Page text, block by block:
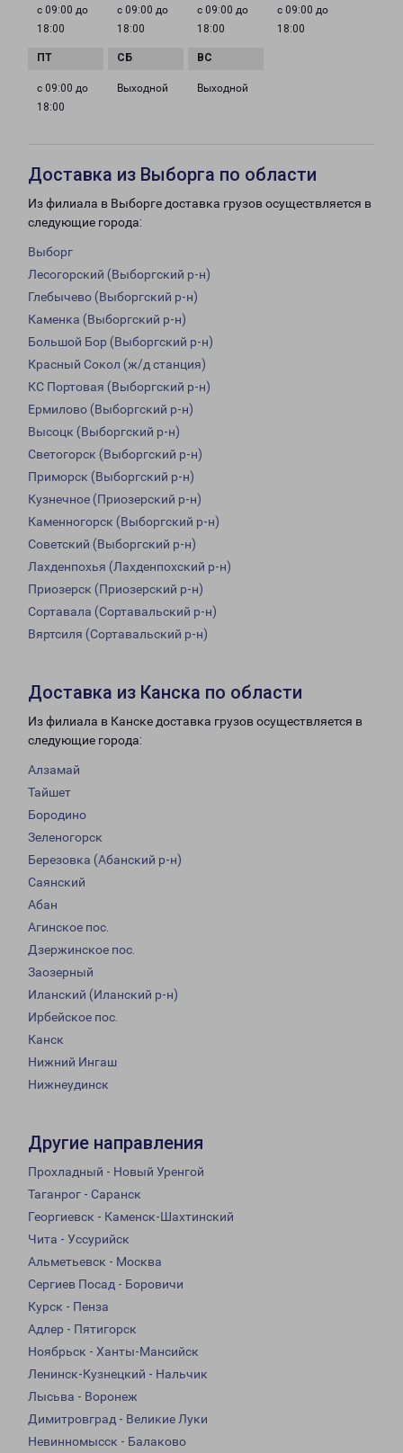
с 09:00 до
18:00
с 09:00 до
18:00
с 09:00 до
18:00
с 09:00 до
18:00
с 09:00 до
18:00
Выходной Выходной
Доставка из Выборга по области
Из филиала в Выборге доставка грузов осуществляется в
следующие города:
Выборг
Лесогорский (Выборгский р-н)
Глебычево (Выборгский р-н)
Каменка (Выборгский р-н)
Большой Бор (Выборгский р-н)
Красный Сокол (ж/д станция)
КС Портовая (Выборгский р-н)
Ермилово (Выборгский р-н)
Высоцк (Выборгский р-н)
Светогорск (Выборгский р-н)
Приморск (Выборгский р-н)
Кузнечное (Приозерский р-н)
Каменногорск (Выборгский р-н)
Советский (Выборгский р-н)
Лахденпохья (Лахденпохский р-н)
Приозерск (Приозерский р-н)
Сортавала (Сортавальский р-н)
Вяртсиля (Сортавальский р-н)
Доставка из Канска по области
Из филиала в Канске доставка грузов осуществляется в
следующие города:
Алзамай
Тайшет
Бородино
Зеленогорск
Березовка (Абанский р-н)
Саянский
Абан
Агинское пос.
Дзержинское пос.
Заозерный
Иланский (Иланский р-н)
Ирбейское пос.
Канск
Нижний Ингаш
Нижнеудинск
Другие направления
Прохладный - Новый Уренгой
Таганрог - Саранск
Георгиевск - Каменск-Шахтинский
Чита - Уссурийск
Альметьевск - Москва
Сергиев Посад - Боровичи
Курск - Пенза
Адлер - Пятигорск
Ноябрьск - Ханты-Мансийск
Ленинск-Кузнецкий - Нальчик
Лысьва - Воронеж
Димитровград - Великие Луки
Невинномысск - Балаково